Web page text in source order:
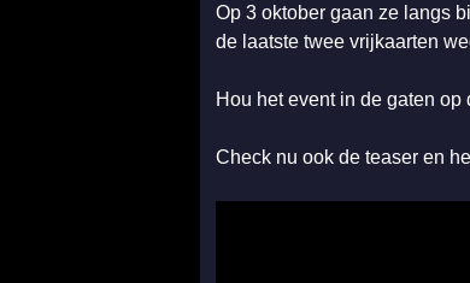
Op 3 oktober gaan ze langs
de laatste twee vrijkaarten
Hou het event in de gaten
Check nu ook de teaser en